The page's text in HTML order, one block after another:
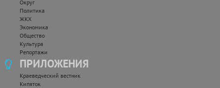
Округ
Политика
ЖКХ
Экономика
Общество
Культура
Репортажи
ПРИЛОЖЕНИЯ
Краеведческий вестник
Кипяток